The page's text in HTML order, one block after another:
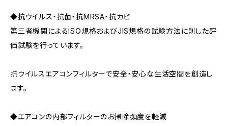
◆抗ウイルス・抗菌・抗MRSA・抗カビ
第三者機関によるISO規格およびJIS規格の試験方法に則した評
価試験を行っています。
抗ウイルスエアコンフィルターで安全・安心な生活空間を創造し
ます。
◆エアコンの内部フィルターのお掃除頻度を軽減